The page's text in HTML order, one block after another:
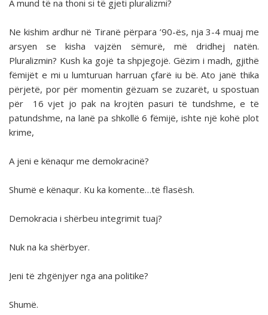
A mund të na thoni si të gjeti pluralizmi?
Ne kishim ardhur në Tiranë përpara ’90-ës, nja 3-4 muaj me
arsyen se kisha vajzën sëmurë, më dridhej natën.
Pluralizmin? Kush ka gojë ta shpjegojë. Gëzim i madh, gjithë
fëmijët e mi u lumturuan harruan çfarë iu bë. Ato janë thika
përjetë, por për momentin gëzuam se zuzarët, u spostuan
për 16 vjet jo pak na krojtën pasuri të tundshme, e të
patundshme, na lanë pa shkollë 6 fëmijë, ishte një kohë plot
krime,
A jeni e kënaqur me demokracinë?
Shumë e kënaqur. Ku ka komente…të flasësh.
Demokracia i shërbeu integrimit tuaj?
Nuk na ka shërbyer.
Jeni të zhgënjyer nga ana politike?
Shumë.